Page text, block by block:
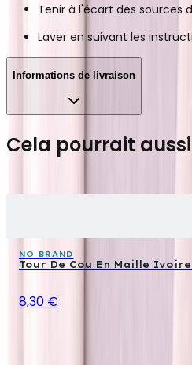
Tenir à l'écart des sources
Laver en suivant les
Informations de livraison
Cela pourrait
NO BRAND
Tour De Cou En Maille
8,30 €